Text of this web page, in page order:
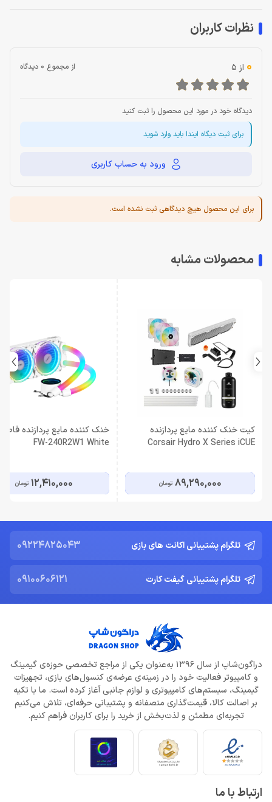
نظرات کاربران
0 از 5 از مجموع 0 دیدگاه
دیدگاه خود در مورد این محصول را ثبت کنید
برای ثبت دیگاه ایندا باید وارد شوید
ورود به حساب کاربری
برای این محصول هیچ دیدگاهی ثبت نشده است.
محصولات مشابه
کیت خنک کننده مایع پردازنده
Corsair Hydro X Series iCUE
89,290,000 تومان
FW-240R2W1 White
12,410,000 تومان
تلگرام پشتیبانی اکانت های بازی 09224825043
تلگرام پشتیبانی گیفت کارت 09100606121
دراگون‌شاپ از سال 1396 به‌عنوان یکی از مراجع تخصصی حوزه‌ی گیمینگ
و کامپیوتر فعالیت خود را در زمینه‌ی عرضه‌ی کنسول‌های بازی، تجهیزات
گیمینگ، سیستم‌های کامپیوتری و لوازم جانبی آغاز کرده است. ما با تکیه
بر اصالت کالا، قیمت‌گذاری منصفانه و پشتیبانی حرفه‌ای، تلاش می‌کنیم
تجربه‌ای مطمئن و لذت‌بخش از خرید را برای کاربران فراهم کنیم.
ارتباط با ما